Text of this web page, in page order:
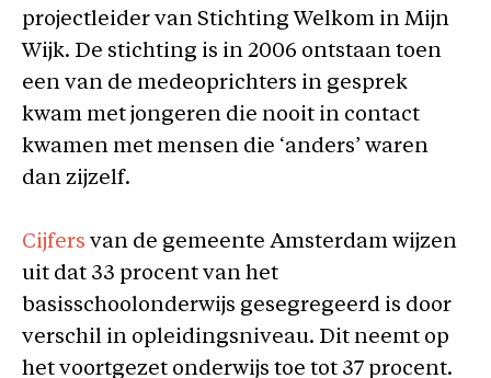
projectleider van Stichting Welkom in Mijn
Wijk. De stichting is in 2006 ontstaan toen
een van de medeoprichters in gesprek
kwam met jongeren die nooit in contact
kwamen met mensen die ‘anders’ waren
dan zijzelf.
Cijfers van de gemeente Amsterdam wijzen
uit dat 33 procent van het
basisschoolonderwijs gesegregeerd is door
verschil in opleidingsniveau. Dit neemt op
het voortgezet onderwijs toe tot 37 procent.